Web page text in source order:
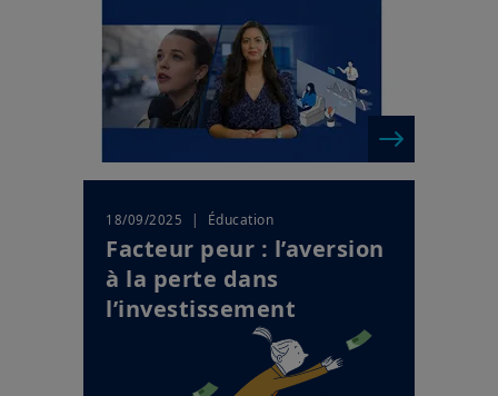
18/09/2025 | Éducation
Facteur peur : l’aversion
à la perte dans
l’investissement